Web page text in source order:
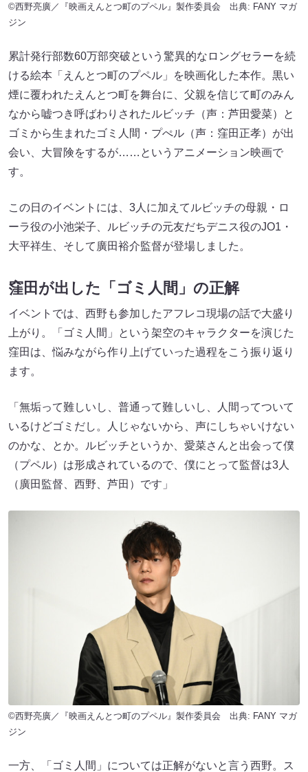
©西野亮廣／『映画えんとつ町のプペル』製作委員会 出典: FANY マガ
ジン
累計発行部数60万部突破という驚異的なロングセラーを続
ける絵本「えんとつ町のプペル」を映画化した本作。黒い
煙に覆われたえんとつ町を舞台に、父親を信じて町のみん
なから嘘つき呼ばわりされたルビッチ（声：芦田愛菜）と
ゴミから生まれたゴミ人間・プぺル（声：窪田正孝）が出
会い、大冒険をするが……というアニメーション映画で
す。
この日のイベントには、3人に加えてルビッチの母親・ロ
ーラ役の小池栄子、ルビッチの元友だちデニス役のJO1・
大平祥生、そして廣田裕介監督が登場しました。
窪田が出した「ゴミ人間」の正解
イベントでは、西野も参加したアフレコ現場の話で大盛り
上がり。「ゴミ人間」という架空のキャラクターを演じた
窪田は、悩みながら作り上げていった過程をこう振り返り
ます。
「無垢って難しいし、普通って難しいし、人間ってついて
いるけどゴミだし。人じゃないから、声にしちゃいけない
のかな、とか。ルビッチというか、愛菜さんと出会って僕
（プペル）は形成されているので、僕にとって監督は3人
（廣田監督、西野、芦田）です」
©西野亮廣／『映画えんとつ町のプペル』製作委員会 出典: FANY マガ
ジン
一方、「ゴミ人間」については正解がないと言う西野。ス